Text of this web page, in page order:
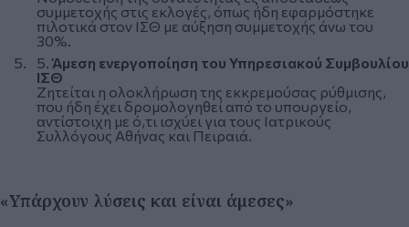
συμμετοχής στις εκλογές, όπως ήδη εφαρμόστηκε
πιλοτικά στον ΙΣΘ με αύξηση συμμετοχής άνω του
30%.
5. Άμεση ενεργοποίηση του Υπηρεσιακού Συμβουλίου
ΙΣΘ
Ζητείται η ολοκλήρωση της εκκρεμούσας ρύθμισης,
που ήδη έχει δρομολογηθεί από το υπουργείο,
αντίστοιχη με ό,τι ισχύει για τους Ιατρικούς
Συλλόγους Αθήνας και Πειραιά.
«Υπάρχουν λύσεις και είναι άμεσες»